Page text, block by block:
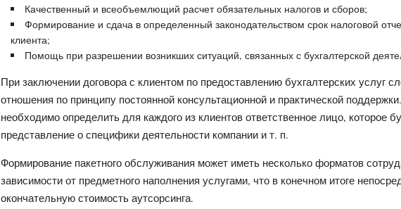
Качественный и всеобъемлющий расчет обязательных налогов и сборов;
Формирование и сдача в определенный законодательством срок налоговой
клиента;
Помощь при разрешении возникших ситуаций, связанных с бухгалтерской
При заключении договора с клиентом по предоставлению бухгалтерских услуг
отношения по принципу постоянной консультационной и практической
необходимо определить для каждого из клиентов ответственное лицо, которое
представление о специфики деятельности компании и т. п.
Формирование пакетного обслуживания может иметь несколько форматов
зависимости от предметного наполнения услугами, что в конечном итоге
окончательную стоимость аутсорсинга.